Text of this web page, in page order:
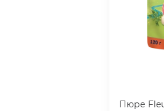
Пюре